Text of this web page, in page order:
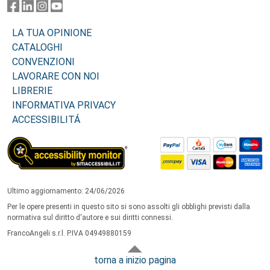
LA TUA OPINIONE
CATALOGHI
CONVENZIONI
LAVORARE CON NOI
LIBRERIE
INFORMATIVA PRIVACY
ACCESSIBILITÁ
Ultimo aggiornamento: 24/06/2026
Per le opere presenti in questo sito si sono assolti gli obblighi previsti dalla
normativa sul diritto d'autore e sui diritti connessi.
FrancoAngeli s.r.l. P.IVA 04949880159
torna a inizio pagina